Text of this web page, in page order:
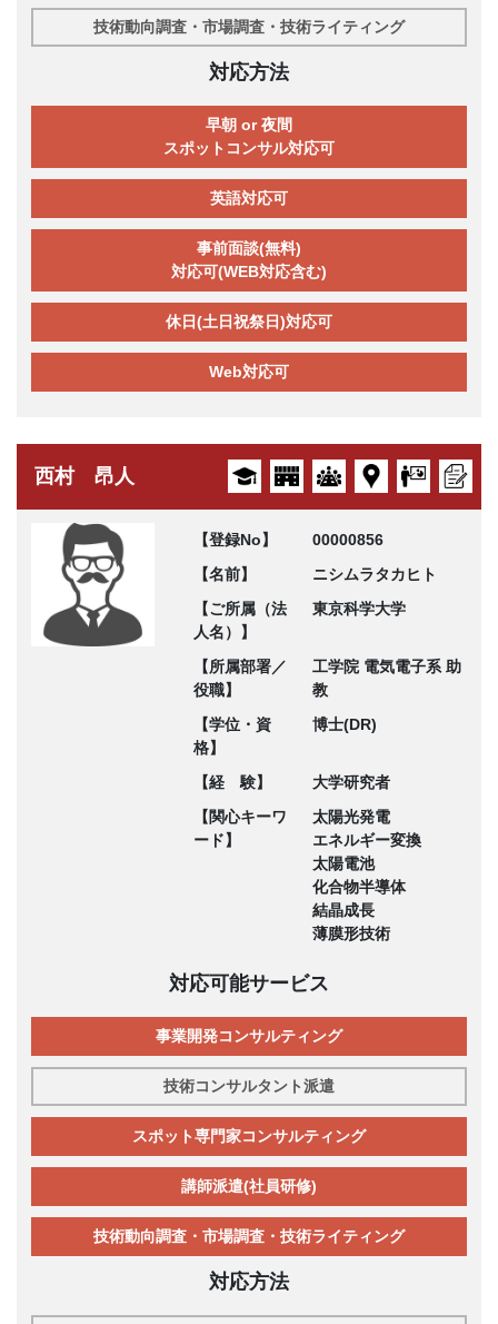
技術動向調査・市場調査・技術ライティング
対応方法
早朝 or 夜間
スポットコンサル対応可
英語対応可
事前面談(無料)
対応可(WEB対応含む)
休日(土日祝祭日)対応可
Web対応可
西村 昂人
【登録No】
00000856
【名前】
ニシムラタカヒト
【ご所属（法
人名）】
東京科学大学
【所属部署／
役職】
工学院 電気電子系 助
教
【学位・資
格】
博士(DR)
【経 験】
大学研究者
【関心キーワ
ード】
太陽光発電
エネルギー変換
太陽電池
化合物半導体
結晶成長
薄膜形技術
対応可能サービス
事業開発コンサルティング
技術コンサルタント派遣
スポット専門家コンサルティング
講師派遣(社員研修)
技術動向調査・市場調査・技術ライティング
対応方法